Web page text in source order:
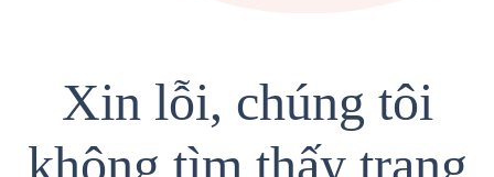
Xin lỗi, chúng tôi
không tìm thấy trang